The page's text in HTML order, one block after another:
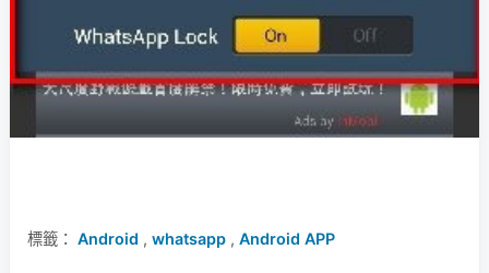
標籤： Android , whatsapp , Android APP